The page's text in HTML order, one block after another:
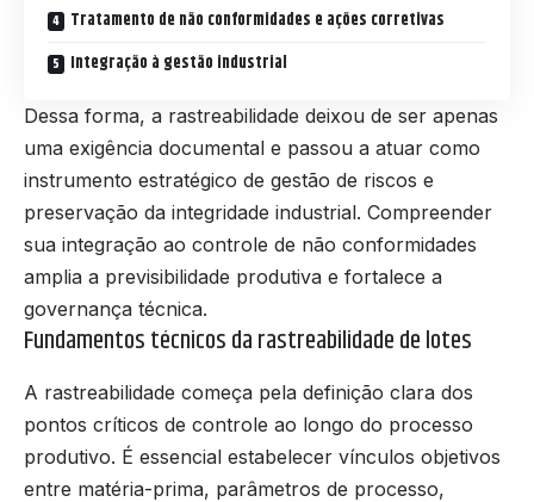
Tratamento de não conformidades e ações corretivas
Integração à gestão industrial
Dessa forma, a rastreabilidade deixou de ser apenas
uma exigência documental e passou a atuar como
instrumento estratégico de gestão de riscos e
preservação da integridade industrial. Compreender
sua integração ao controle de não conformidades
amplia a previsibilidade produtiva e fortalece a
governança técnica.
Fundamentos técnicos da rastreabilidade de lotes
A rastreabilidade começa pela definição clara dos
pontos críticos de controle ao longo do processo
produtivo. É essencial estabelecer vínculos objetivos
entre matéria-prima, parâmetros de processo,